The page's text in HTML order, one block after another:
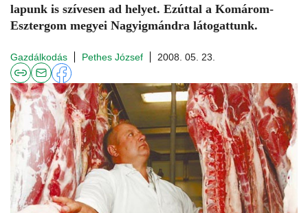
lapunk is szívesen ad helyet. Ezúttal a Komárom-
Esztergom megyei Nagyigmándra látogattunk.
Gazdálkodás Pethes József 2008. 05. 23.